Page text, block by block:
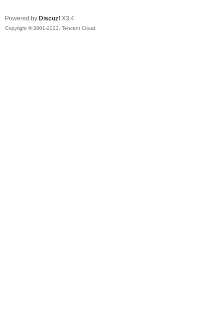
Powered by Discuz! X3.4
Copyright © 2001-2023, Tencent Cloud.